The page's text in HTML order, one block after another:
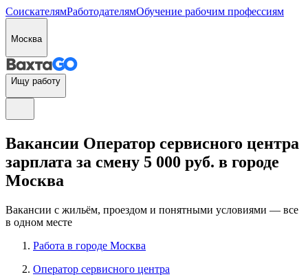
СоискателямРаботодателямОбучение рабочим профессиям
Москва
Ищу работу
Вакансии Оператор сервисного центра
зарплата за смену 5 000 руб. в городе
Москва
Вакансии с жильём, проездом и понятными условиями — все
в одном месте
Работа в городе Москва
Оператор сервисного центра